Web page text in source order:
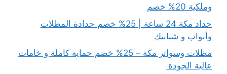
وملكية 20% خصم
حداد مكة 24 ساعة | 25% خصم حدادة المظلات
وأبواب و شبابيك
مظلات وسواتر مكة – 25% خصم حماية كاملة و خامات
عالية الجودة